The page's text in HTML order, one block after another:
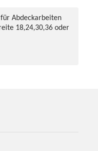
Abdeckarbeiten
18,24,30,36 oder